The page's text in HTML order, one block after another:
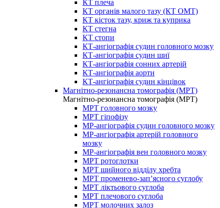
КТ плеча
КТ органів малого тазу (КТ ОМТ)
КТ кісток тазу, криж та куприка
КТ стегна
КТ стопи
КТ-ангіографія судин головного мозку
КТ-ангіографія судин шиї
КТ-ангіографія сонних артерій
КТ-ангіографія аорти
КТ-ангіографія судин кінцівок
Магнітно-резонансна томографія (МРТ)
Магнітно-резонансна томографія (МРТ)
МРТ головного мозку
МРТ гіпофізу
МР-ангіографія судин головного мозку
МР-ангіографія артерій головного
мозку
МР-ангіографія вен головного мозку
МРТ ротоглотки
МРТ шийного відділу хребта
МРТ променево-зап’ясного суглобу
МРТ ліктьового суглоба
МРТ плечового суглоба
МРТ молочних залоз